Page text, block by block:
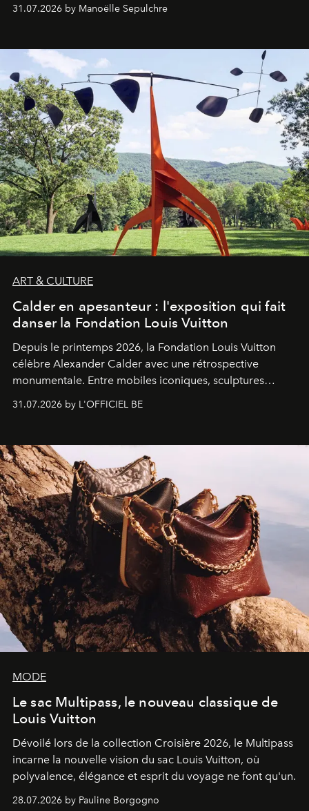
31.07.2026 by Manoëlle Sepulchre
ART & CULTURE
Calder en apesanteur : l'exposition qui fait
danser la Fondation Louis Vuitton
Depuis le printemps 2026, la Fondation Louis Vuitton
célèbre Alexander Calder avec une rétrospective
monumentale. Entre mobiles iconiques, sculptures
américain investit les espaces imaginés par Frank Gehry
sculpture.
31.07.2026 by L'OFFICIEL BE
MODE
Le sac Multipass, le nouveau classique de
Louis Vuitton
Dévoilé lors de la collection Croisière 2026, le Multipass
incarne la nouvelle vision du sac Louis Vuitton, où
polyvalence, élégance et esprit du voyage ne font qu'un.
28.07.2026 by Pauline Borgogno